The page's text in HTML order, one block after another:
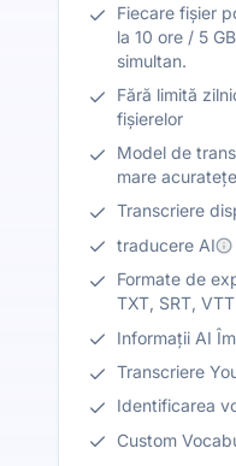
Fiecare fișier
la 10 ore / 5
simultan.
Fără limită
fișierelor
Model de
mare
Transcriere
traducere AI
Formate de
TXT, SRT, VTT
Informații AI
Transcriere
Identificarea
Custom